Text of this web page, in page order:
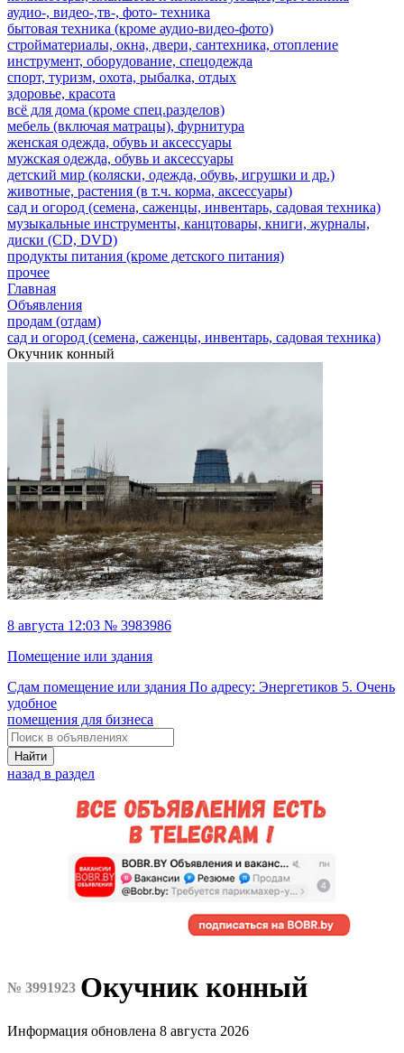
аудио-, видео-,тв-, фото- техника
бытовая техника (кроме аудио-видео-фото)
стройматериалы, окна, двери, сантехника, отопление
инструмент, оборудование, спецодежда
спорт, туризм, охота, рыбалка, отдых
здоровье, красота
всё для дома (кроме спец.разделов)
мебель (включая матрацы), фурнитура
женская одежда, обувь и аксессуары
мужская одежда, обувь и аксессуары
детский мир (коляски, одежда, обувь, игрушки и др.)
животные, растения (в т.ч. корма, аксессуары)
сад и огород (семена, саженцы, инвентарь, садовая техника)
музыкальные инструменты, канцтовары, книги, журналы,
диски (CD, DVD)
продукты питания (кроме детского питания)
прочее
Главная
Объявления
продам (отдам)
сад и огород (семена, саженцы, инвентарь, садовая техника)
Окучник конный
8 августа 12:03 № 3983986
Помещение или здания
Сдам помещение или здания По адресу: Энергетиков 5. Очень
удобное
помещения для бизнеса
Найти
назад в раздел
№ 3991923 Окучник конный
Информация обновлена 8 августа 2026